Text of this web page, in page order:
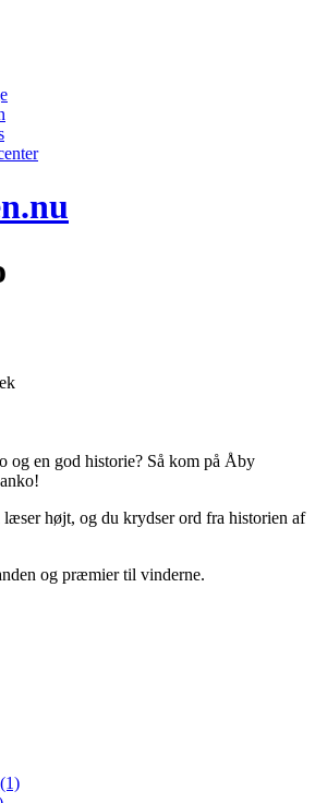
og en god historie? Så kom på Åby
højt, og du krydser ord fra historien af
og præmier til vinderne.